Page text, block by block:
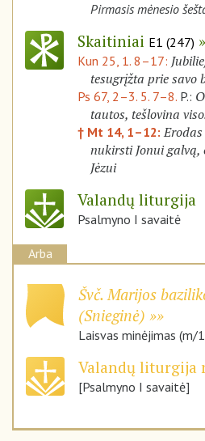
Pirmasis mėnesio
Skaitiniai E1 (247)
Kun 25, 1. 8–17:
tesugrįžta prie savo
Ps 67, 2–3. 5. 7–8. P.:
tautos, tešlovina
† Mt 14, 1–12:
nukirsti Jonui galvą,
Jėzui
Valandų liturgija
Psalmyno I savaitė
Arba
Švč. Marijos
(Snieginė)
Laisvas minėjimas (m/
Valandų liturgija
[Psalmyno I savaitė]